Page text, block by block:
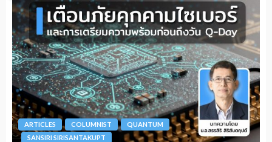
ARTICLES COLUMNIST
QUANTUM
SANSIRI SIRISANTAKUPT